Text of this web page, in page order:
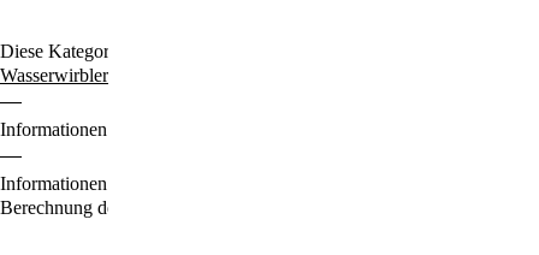
Diese Kategorien durchstöbern:
Wasserwirbler & Energie-Duschen
Informationen zu den Zahlungsoptionen finden Sie
Informationen für den Standardversand, zur Lieferung und zur
Berechnung der Lieferfrist finden Sie